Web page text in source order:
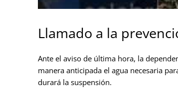
Llamado a la
Ante el aviso de última hora, la
manera anticipada el agua necesaria
durará la suspensión.